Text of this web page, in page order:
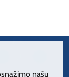
našu